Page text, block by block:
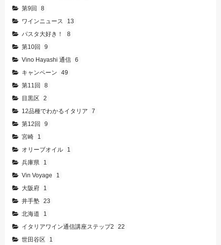
第9回
8
ワインニュース
13
パスタ大好き！
8
第10回
9
Vino Hayashi 通信 6
キャンペーン
49
第11回
8
目黒区
2
12品種でわかるイタリア
7
第12回
9
宮崎
1
オリーブオイル
1
兵庫県
1
Vin Voyage
1
大阪府
1
井手塾 23
北海道
1
イタリアワイン通信講座ステップ2
22
世田谷区
1